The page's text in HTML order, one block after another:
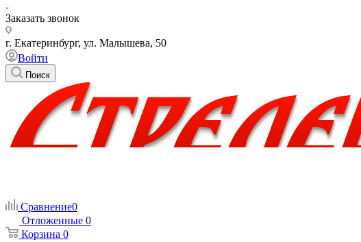
Заказать звонок
г. Екатеринбург, ул. Малышева, 50
Войти
Поиск
Сравнение0
Отложенные 0
Корзина 0